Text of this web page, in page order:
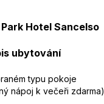
Hotel Sancelso
ubytování
typu pokoje
nápoj k večeři zdarma)